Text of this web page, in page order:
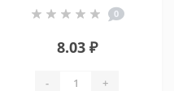
0
8.03 ₽
- +